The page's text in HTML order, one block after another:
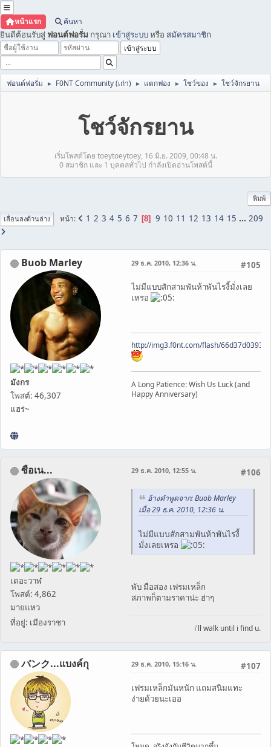
หน้าแรก ค้นหา
ยินดีต้อนรับสู่ ฟอนต์ฟอรั่ม กรุณา เข้าสู่ระบบหรือ สมัครสมาชิก
ฟอนต์ฟอรั่ม ► F0NT Community (เก่า) ► แตกฟอง ► โชว์ของ ► โชว์จักรยาน
โชว์จักรยาน
เริ่มโพสต์โดย toeytoeytoey, 16 มิ.ย. 2009, 00:48 น.
0 สมาชิก และ 1 บุคคลทั่วไป กำลังเปิดอ่านโพสต์นี้
พิมพ์
เลื่อนลงด้านล่าง หน้า 1 2 3 4 5 6 7 8 9 10 11 12 13 14 15 ... 209
Buob Marley
มังกร
โพสต์: 46,307
แฮร่~
#105
29 ธ.ค. 2010, 12:36 น.
ไม่มีแบบสักสามพันห้าพันไรงี้มั่งเลย
เหรอ
http://img3.f0nt.com/flash/
A Long Patience: Wish Us Luck (and
Happy Anniversary)
ซือเน...
เดอะวาฬ
โพสต์: 4,862
มายแหว
ที่อยู่: เมืองราชา
#106
29 ธ.ค. 2010, 12:55 น.
อ้างคำพูดจาก: Buob Marley
เมื่อ 29 ธ.ค. 2010, 12:36 น.
ไม่มีแบบสักสามพันห้าพันไรงี้
มั่งเลยเหรอ
พับ มือสอง เฟรมเหล็ก
สภาพก็ตามราคาน่ะ ฮ่าๆ
i'll walk until i find u.
バンク...แบงค์กุ #107
29 ธ.ค. 2010, 15:16 น.
เฟรมเหล็กมันหนัก แถมสนิมแทะ
ง่ายด้วยนะเออ